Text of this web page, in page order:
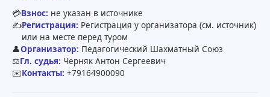
💳Взнос: не указан в источнике
✍️Регистрация: Регистрация у организатора (см. источник)
или на месте перед туром
👤Организатор: Педагогический Шахматный Союз
⚖️Гл. судья: Черняк Антон Сергеевич
✉️Контакты: +79164900090